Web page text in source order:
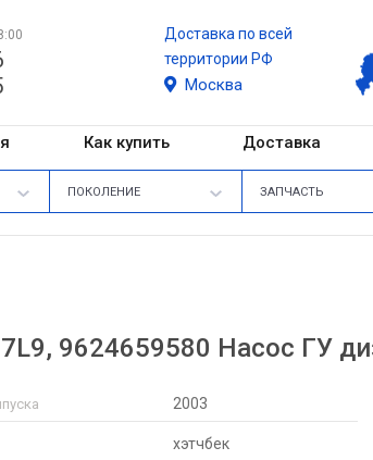
Доставка по всей
территории РФ
Москва
Как купить Доставка
ПОКОЛЕНИЕ ЗАПЧАСТЬ
9624659580 Насос ГУ
2003
хэтчбек